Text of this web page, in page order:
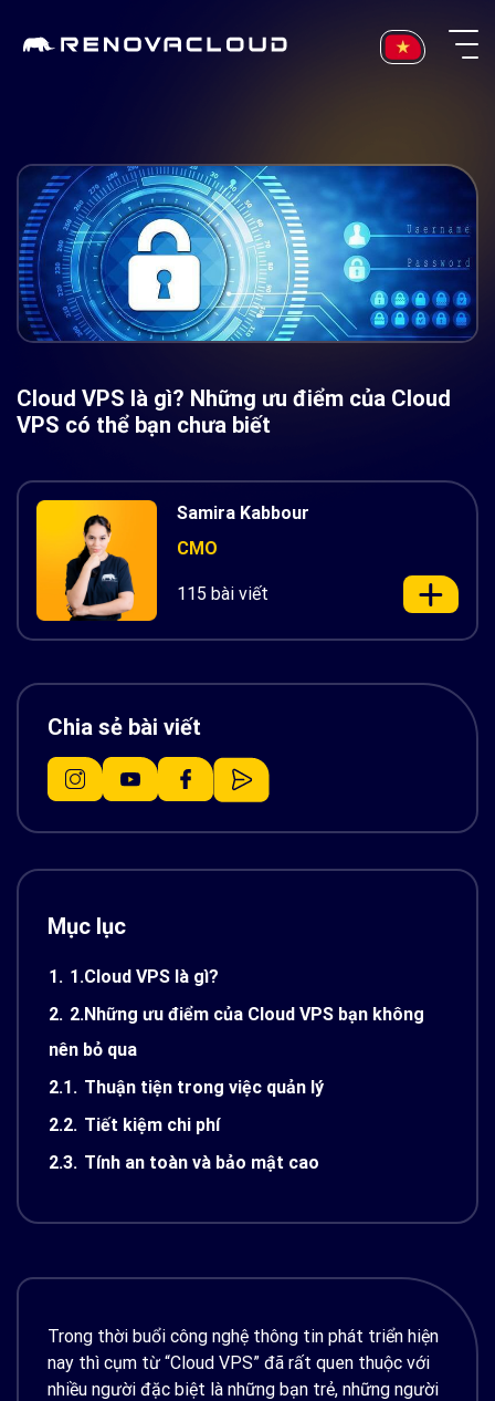
Cloud VPS là gì? Những ưu điểm của Cloud
VPS có thể bạn chưa biết
Samira Kabbour
CMO
115 bài viết
Chia sẻ bài viết
Mục lục
1. 1.Cloud VPS là gì?
2. 2.Những ưu điểm của Cloud VPS bạn không
nên bỏ qua
2.1. Thuận tiện trong việc quản lý
2.2. Tiết kiệm chi phí
2.3. Tính an toàn và bảo mật cao
Trong thời buổi công nghệ thông tin phát triển hiện
nay thì cụm từ “Cloud VPS” đã rất quen thuộc với
nhiều người đặc biệt là những bạn trẻ, những người